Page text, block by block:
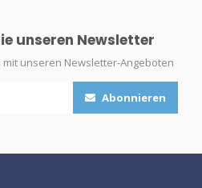
unseren Newsletter
unseren Newsletter-Angeboten
Abonnieren